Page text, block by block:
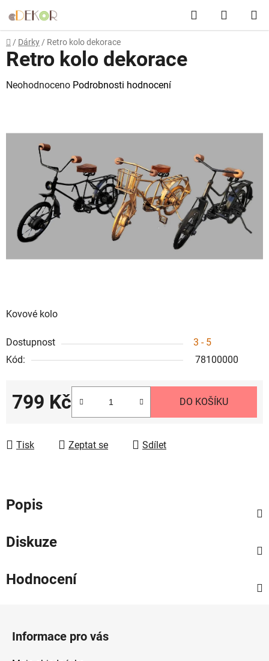
na
obsah
Hledat
KOŠÍK
Domů
/ Dárky / Retro kolo dekorace
Kovové kolo
Dostupnost
3 - 5
Kód:
78100000
799 Kč DO KOŠÍKU
Tisk Zeptat se Sdílet
Retro kolo dekorace
Průměrné
je
hvězdiček.
Neohodnoceno Podrobnosti hodnocení
Popis
Diskuze
Hodnocení
Informace pro vás